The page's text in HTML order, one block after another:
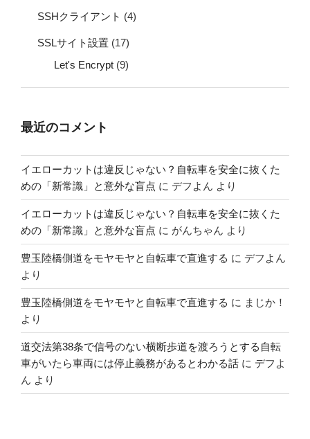
SSHクライアント (4)
SSLサイト設置 (17)
Let's Encrypt (9)
最近のコメント
イエローカットは違反じゃない？自転車を安全に抜くた
めの「新常識」と意外な盲点 に デフよん より
イエローカットは違反じゃない？自転車を安全に抜くた
めの「新常識」と意外な盲点 に がんちゃん より
豊玉陸橋側道をモヤモヤと自転車で直進する に デフよん
より
豊玉陸橋側道をモヤモヤと自転車で直進する に まじか！
より
道交法第38条で信号のない横断歩道を渡ろうとする自転
車がいたら車両には停止義務があるとわかる話 に デフよ
ん より